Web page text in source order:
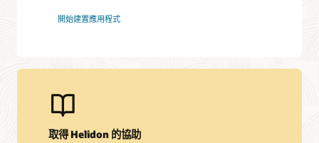
開始建置應用程式
取得 Helidon 的協助